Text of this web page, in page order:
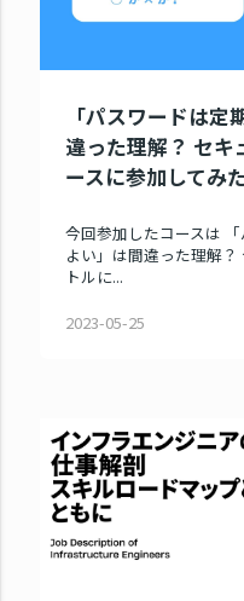
「パスワードは
違った理解？ セキ
ースに参加してみ
今回参加したコースは
よい」は間違った理解？
トルに...
2023-05-25